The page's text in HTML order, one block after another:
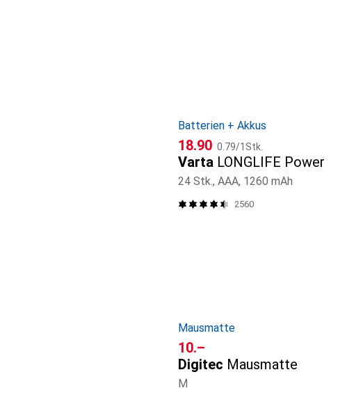
Batterien + Akkus
CHF
18.90 CHF
0.79/1Stk.
Varta LONGLIFE Power
24 Stk., AAA, 1260 mAh
2560
Mausmatte
CHF
10.–
Digitec Mausmatte
M